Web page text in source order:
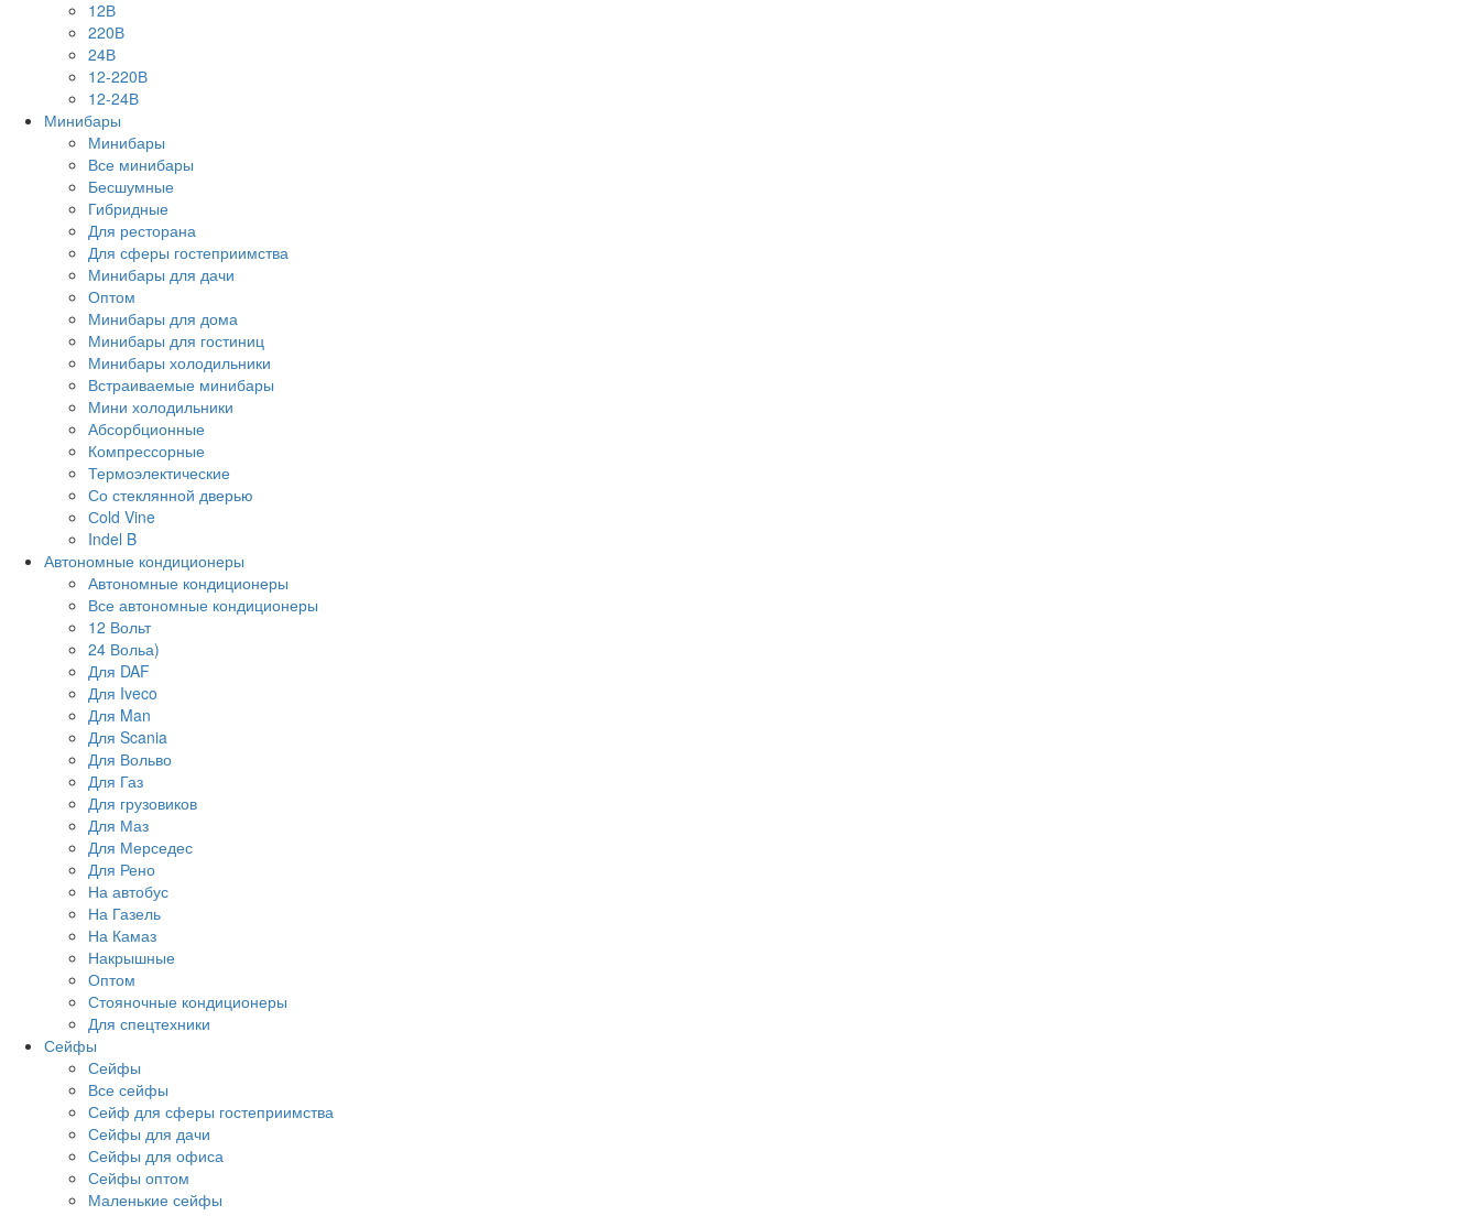
12В
220В
24В
12-220В
12-24В
Минибары
Минибары
Все минибары
Бесшумные
Гибридные
Для ресторана
Для сферы гостеприимства
Минибары для дачи
Оптом
Минибары для дома
Минибары для гостиниц
Минибары холодильники
Встраиваемые минибары
Мини холодильники
Абсорбционные
Компрессорные
Термоэлектические
Со стеклянной дверью
Сold Vine
Indel B
Автономные кондиционеры
Автономные кондиционеры
Все автономные кондиционеры
12 Вольт
24 Вольа)
Для DAF
Для Iveco
Для Man
Для Scania
Для Вольво
Для Газ
Для грузовиков
Для Маз
Для Мерседес
Для Рено
На автобус
На Газель
На Камаз
Накрышные
Оптом
Стояночные кондиционеры
Для спецтехники
Сейфы
Сейфы
Все сейфы
Сейф для сферы гостеприимства
Сейфы для дачи
Сейфы для офиса
Сейфы оптом
Маленькие сейфы